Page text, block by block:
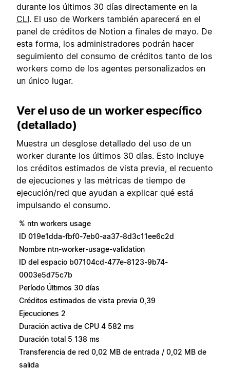
durante los últimos 30 días directamente en la
CLI. El uso de Workers también aparecerá en el
panel de créditos de Notion a finales de mayo. De
esta forma, los administradores podrán hacer
seguimiento del consumo de créditos tanto de los
workers como de los agentes personalizados en
un único lugar.
Ver el uso de un worker específico
(detallado)
Muestra un desglose detallado del uso de un
worker durante los últimos 30 días. Esto incluye
los créditos estimados de vista previa, el recuento
de ejecuciones y las métricas de tiempo de
ejecución/red que ayudan a explicar qué está
impulsando el consumo.
% ntn workers usage
ID 019e1dda-fbf0-7eb0-aa37-8d3c11ee6c2d
Nombre ntn-worker-usage-validation
ID del espacio b07104cd-477e-8123-9b74-
0003e5d75c7b
Período Últimos 30 días
Créditos estimados de vista previa 0,39
Ejecuciones 2
Duración activa de CPU 4 582 ms
Duración total 5 138 ms
Transferencia de red 0,02 MB de entrada / 0,02 MB de
salida